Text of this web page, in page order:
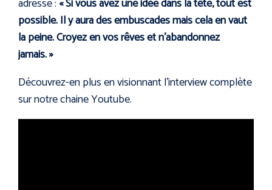
possible. Il y aura des embuscades mais cela en vaut
la peine. Croyez en vos rêves et n’abandonnez
jamais. »
Découvrez-en plus en visionnant l’interview complète
sur notre chaine Youtube.